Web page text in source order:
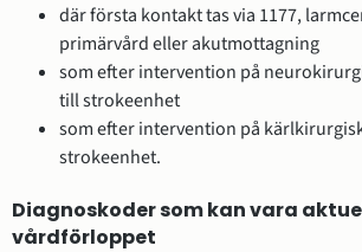
där första kontakt tas via 1177,
primärvård eller akutmottagning
som efter intervention på
till strokeenhet
som efter intervention på
strokeenhet.
Diagnoskoder som kan vara
vårdförloppet